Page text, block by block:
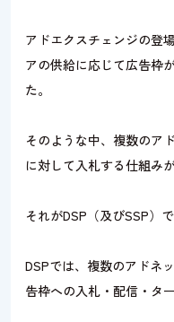
アドエクスチェンジの登
アの供給に応じて広告枠
た。
そのような中、複数のア
に対して入札する仕組み
それがDSP（及びSSP）で
DSPでは、複数のアドネ
告枠への入札・配信・タ